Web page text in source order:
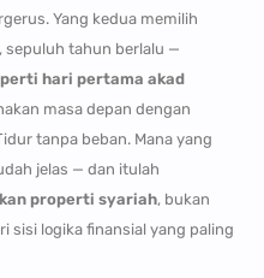
Yang kedua memilih
sepuluh tahun berlalu —
hari pertama akad
masa depan dengan
tanpa beban. Mana yang
jelas — dan itulah
properti syariah, bukan
sisi logika finansial yang paling